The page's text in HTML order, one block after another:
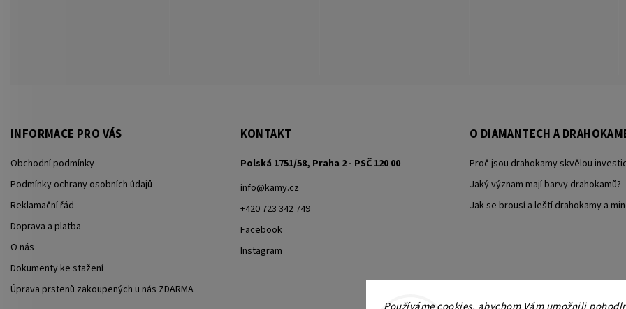
INFORMACE PRO VÁS
Obchodní podmínky
Podmínky ochrany osobních údajů
Reklamační řád
Doprava a platba
O nás
Dokumenty ke stažení
Úprava prstenů zakoupených u nás ZDARMA
KONTAKT
Polská 1751/58, Praha 2 - PSČ 120 00
info@kamy.cz
+420 723 342 749
Facebook
Instagram
O DIAMANTECH A
Proč jsou drahokamy skvělou
Jaký význam mají barvy drahokamů?
Jak se brousí a leští drahokamy a